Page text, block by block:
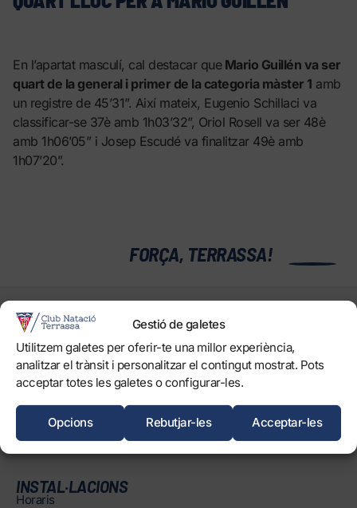
Gestió de galetes
Utilitzem galetes per oferir-te una millor experiència,
analitzar el trànsit i personalitzar el contingut mostrat. Pots
acceptar totes les galetes o configurar-les.
Acceptar-les
Rebutjar-les
Opcions
En l’apartat masculí, cal destacar queMario Guillén va ser
quart de la general i primer de la categoria màster 1 amb
un registre de 45’31”. Així mateix, Eugenio Schillaci va
classificar-se 37è amb 1h03’32”, Oriol Rosell va ser 48è
amb 1h06’05” i Josep Escudé va finalitzar 49è amb
1h07’20”.
FORÇA, TERRASSA!
EL CLUB
Història
Òrgans
Informació corporativa i transparència
Protecció dels Infants
Objectius de Desenvolupament Sostenible
INSTAL·LACIONS
Horaris